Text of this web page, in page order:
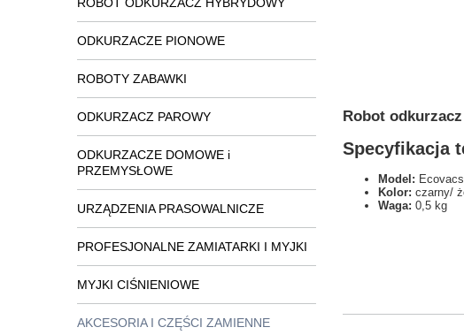
ODKURZACZE PIONOWE
ROBOTY ZABAWKI
ODKURZACZ PAROWY
ODKURZACZE DOMOWE i
PRZEMYSŁOWE
URZĄDZENIA PRASOWALNICZE
PROFESJONALNE ZAMIATARKI I MYJKI
MYJKI CIŚNIENIOWE
AKCESORIA I CZĘŚCI ZAMIENNE
Robot
Specyfikacja
Model:
Kolor: czarny/
Waga: 0,5 kg